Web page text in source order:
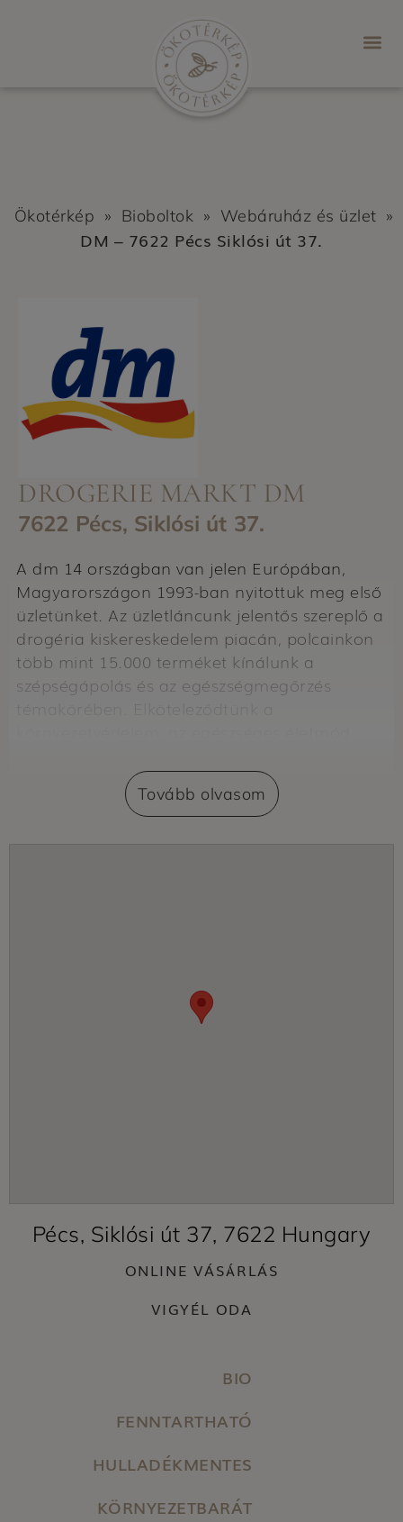
Ökotérkép » Bioboltok » Webáruház és üzlet »
DM – 7622 Pécs Siklósi út 37.
DROGERIE MARKT DM
7622 Pécs, Siklósi út 37.
A dm 14 országban van jelen Európában,
Magyarországon 1993-ban nyitottuk meg első
üzletünket. Az üzletláncunk jelentős szereplő a
drogéria kiskereskedelem piacán, polcainkon
több mint 15.000 terméket kínálunk a
szépségápolás és az egészségmegőrzés
témakörében. Elköteleződtünk a
a munkatársak megteremthessék a munka és
a magánélet egészséges egyensúlyát.
Tovább olvasom
Pécs, Siklósi út 37, 7622 Hungary
ONLINE VÁSÁRLÁS
VIGYÉL ODA
BIO
FENNTARTHATÓ
HULLADÉKMENTES
KÖRNYEZETBARÁT